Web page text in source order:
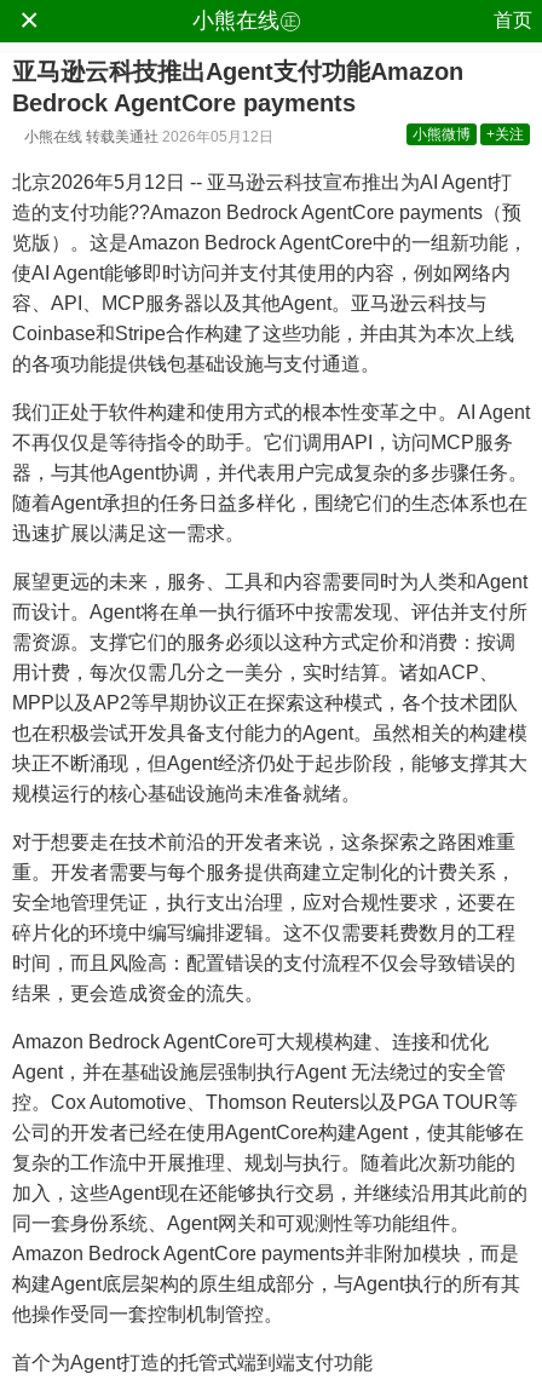
× 小熊在线㊣ 首页
亚马逊云科技推出Agent支付功能Amazon
Bedrock AgentCore payments
小熊在线 转载美通社 2026年05月12日 小熊微博 +关注
北京2026年5月12日 -- 亚马逊云科技宣布推出为AI Agent打
造的支付功能??Amazon Bedrock AgentCore payments（预
览版）。这是Amazon Bedrock AgentCore中的一组新功能，
使AI Agent能够即时访问并支付其使用的内容，例如网络内
容、API、MCP服务器以及其他Agent。亚马逊云科技与
Coinbase和Stripe合作构建了这些功能，并由其为本次上线
的各项功能提供钱包基础设施与支付通道。
我们正处于软件构建和使用方式的根本性变革之中。AI Agent
不再仅仅是等待指令的助手。它们调用API，访问MCP服务
器，与其他Agent协调，并代表用户完成复杂的多步骤任务。
随着Agent承担的任务日益多样化，围绕它们的生态体系也在
迅速扩展以满足这一需求。
展望更远的未来，服务、工具和内容需要同时为人类和Agent
而设计。Agent将在单一执行循环中按需发现、评估并支付所
需资源。支撑它们的服务必须以这种方式定价和消费：按调
用计费，每次仅需几分之一美分，实时结算。诸如ACP、
MPP以及AP2等早期协议正在探索这种模式，各个技术团队
也在积极尝试开发具备支付能力的Agent。虽然相关的构建模
块正不断涌现，但Agent经济仍处于起步阶段，能够支撑其大
规模运行的核心基础设施尚未准备就绪。
对于想要走在技术前沿的开发者来说，这条探索之路困难重
重。开发者需要与每个服务提供商建立定制化的计费关系，
安全地管理凭证，执行支出治理，应对合规性要求，还要在
碎片化的环境中编写编排逻辑。这不仅需要耗费数月的工程
时间，而且风险高：配置错误的支付流程不仅会导致错误的
结果，更会造成资金的流失。
Amazon Bedrock AgentCore可大规模构建、连接和优化
Agent，并在基础设施层强制执行Agent 无法绕过的安全管
控。Cox Automotive、Thomson Reuters以及PGA TOUR等
公司的开发者已经在使用AgentCore构建Agent，使其能够在
复杂的工作流中开展推理、规划与执行。随着此次新功能的
加入，这些Agent现在还能够执行交易，并继续沿用其此前的
同一套身份系统、Agent网关和可观测性等功能组件。
Amazon Bedrock AgentCore payments并非附加模块，而是
构建Agent底层架构的原生组成部分，与Agent执行的所有其
他操作受同一套控制机制管控。
首个为Agent打造的托管式端到端支付功能